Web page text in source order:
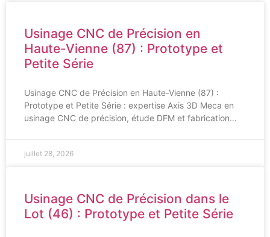
Usinage CNC de Précision en
Haute-Vienne (87) : Prototype et
Petite Série
Usinage CNC de Précision en Haute-Vienne (87) :
Prototype et Petite Série : expertise Axis 3D Meca en
usinage CNC de précision, étude DFM et fabrication…
juillet 28, 2026
Usinage CNC de Précision dans le
Lot (46) : Prototype et Petite Série